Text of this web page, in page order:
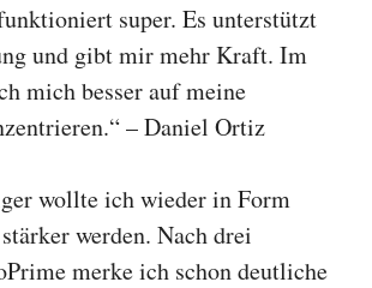
super. Es unterstützt
und gibt mir mehr Kraft. Im
mich besser auf meine
– Daniel Ortiz
wollte ich wieder in Form
werden. Nach drei
merke ich schon deutliche